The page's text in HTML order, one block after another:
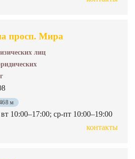
просп. Мира
лиц
м
10:00–17:00; ср-пт 10:00–19:00
контакты